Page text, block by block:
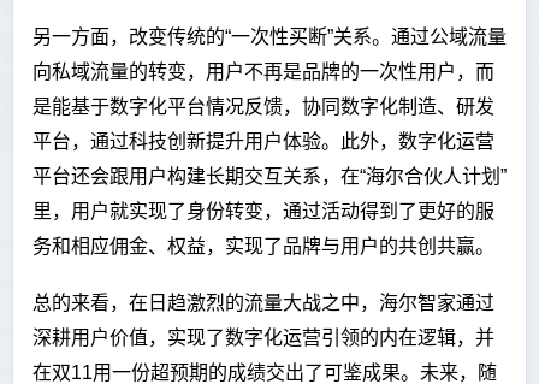
另一方面，改变传统的“一次性买断”关系。通过公域流量
向私域流量的转变，用户不再是品牌的一次性用户，而
是能基于数字化平台情况反馈，协同数字化制造、研发
平台，通过科技创新提升用户体验。此外，数字化运营
平台还会跟用户构建长期交互关系，在“海尔合伙人计划”
里，用户就实现了身份转变，通过活动得到了更好的服
务和相应佣金、权益，实现了品牌与用户的共创共赢。
总的来看，在日趋激烈的流量大战之中，海尔智家通过
深耕用户价值，实现了数字化运营引领的内在逻辑，并
在双11用一份超预期的成绩交出了可鉴成果。未来，随